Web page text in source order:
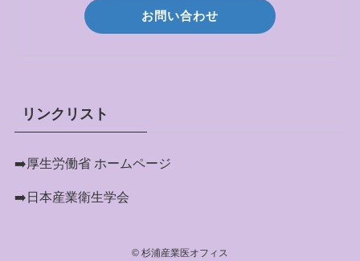
お問い合わせ
リンクリスト
➡️厚生労働省 ホームページ
➡️日本産業衛生学会
© 杉浦産業医オフィス